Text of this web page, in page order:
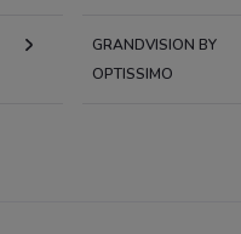
GRANDVISION BY
OPTISSIMO